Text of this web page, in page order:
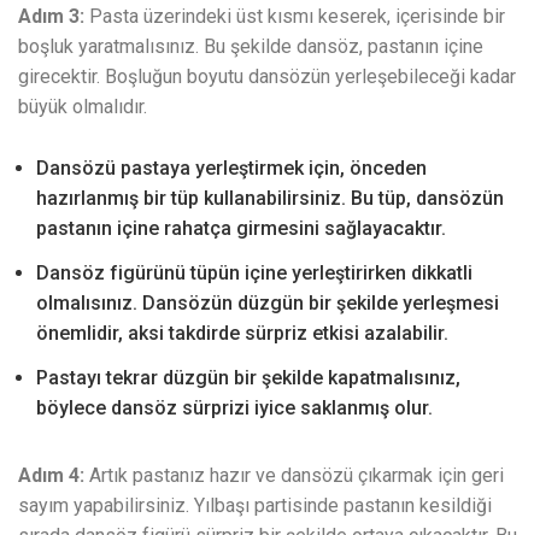
Adım 3: Pasta üzerindeki üst kısmı keserek, içerisinde bir
boşluk yaratmalısınız. Bu şekilde dansöz, pastanın içine
girecektir. Boşluğun boyutu dansözün yerleşebileceği kadar
büyük olmalıdır.
Dansözü pastaya yerleştirmek için, önceden
hazırlanmış bir tüp kullanabilirsiniz. Bu tüp, dansözün
pastanın içine rahatça girmesini sağlayacaktır.
Dansöz figürünü tüpün içine yerleştirirken dikkatli
olmalısınız. Dansözün düzgün bir şekilde yerleşmesi
önemlidir, aksi takdirde sürpriz etkisi azalabilir.
Pastayı tekrar düzgün bir şekilde kapatmalısınız,
böylece dansöz sürprizi iyice saklanmış olur.
Adım 4: Artık pastanız hazır ve dansözü çıkarmak için geri
sayım yapabilirsiniz. Yılbaşı partisinde pastanın kesildiği